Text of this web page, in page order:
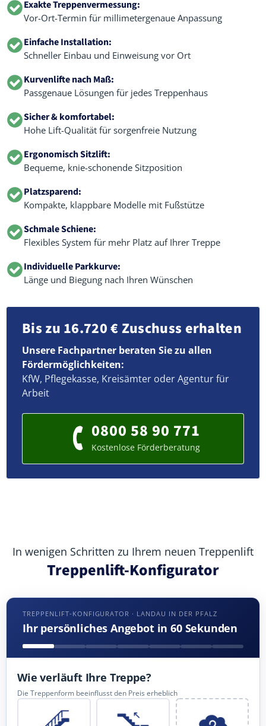
Exakte Treppenvermessung:
Vor-Ort-Termin für millimetergenaue Anpassung
Einfache Installation:
Schneller Einbau und Einweisung vor Ort
Kurvenlifte nach Maß:
Passgenaue Lösungen für jedes Treppenhaus
Sicher & komfortabel:
Hohe Lift-Qualität für sorgenfreie Nutzung
Ergonomisch Sitzlift:
Bequeme, knie-schonende Sitzposition
Platzsparend:
Kompakte, klappbare Modelle mit Fußstütze
Schmale Schiene:
Flexibles System für mehr Platz auf Ihrer Treppe
Individuelle Parkkurve:
Länge und Biegung nach Ihren Wünschen
Bis zu 16.720 € Zuschuss erhalten
Unsere Fachpartner beraten Sie zu allen
Fördermöglichkeiten:
KfW, Pflegekasse, Kreisämter oder Agentur für
Arbeit
0800 58 90 771
Kostenlose Förderberatung
In wenigen Schritten zu Ihrem neuen Treppenlift
Treppenlift-Konfigurator
TREPPENLIFT-KONFIGURATOR · LANDAU IN DER PFALZ
Ihr persönliches Angebot in 60 Sekunden
Wie verläuft Ihre Treppe?
Die Treppenform beeinflusst den Preis erheblich